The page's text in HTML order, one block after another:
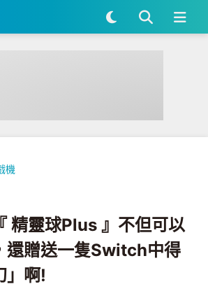
機
靈球Plus 』不但可以跟手機連動，還贈送一
精靈球Plus 』不但可以
還贈送一隻Switch中得
」啊!